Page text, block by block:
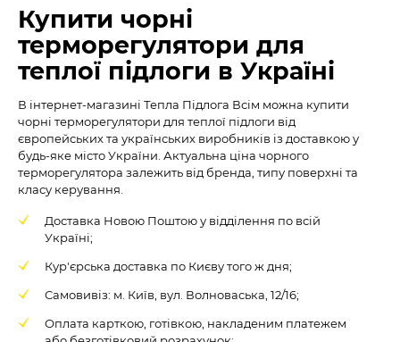
Купити чорні
терморегулятори для
теплої підлоги в Україні
В інтернет-магазині Тепла Підлога Всім можна купити
чорні терморегулятори для теплої підлоги від
європейських та українських виробників із доставкою у
будь-яке місто України. Актуальна ціна чорного
терморегулятора залежить від бренда, типу поверхні та
класу керування.
Доставка Новою Поштою у відділення по всій
Україні;
Кур'єрська доставка по Києву того ж дня;
Самовивіз: м. Київ, вул. Волноваська, 12/16;
Оплата карткою, готівкою, накладеним платежем